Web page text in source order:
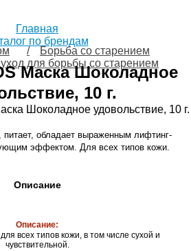
Главная
по брендам
Борьба со старением
для борьбы со старением
Маска Шоколадное
10 г.
питает, обладает выраженным лифтинг-
эффектом. Для всех типов кожи.
Описание
Описание:
для всех типов кожи, в том числе сухой и
чувствительной.